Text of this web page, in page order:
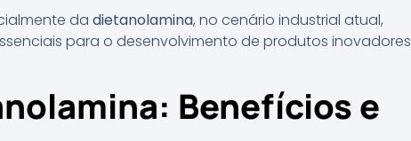
da dietanolamina, no cenário industrial atual,
para o desenvolvimento de produtos inovadores
Benefícios e